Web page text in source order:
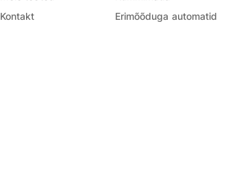
Kontakt
Erimõõduga automatid